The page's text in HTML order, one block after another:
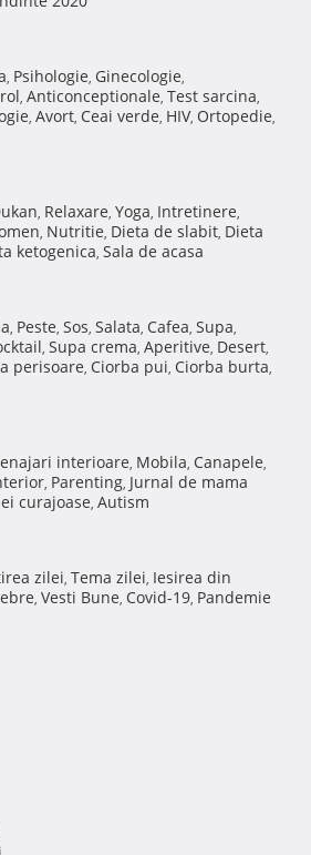
, Psihologie, Ginecologie,
, Anticonceptionale, Test sarcina,
, Avort, Ceai verde, HIV, Ortopedie,
, Relaxare, Yoga, Intretinere,
, Nutritie, Dieta de slabit, Dieta
ketogenica, Sala de acasa
, Peste, Sos, Salata, Cafea, Supa,
, Supa crema, Aperitive, Desert,
perisoare, Ciorba pui, Ciorba burta,
interioare, Mobila, Canapele,
, Parenting, Jurnal de mama
curajoase, Autism
zilei, Tema zilei, Iesirea din
, Vesti Bune, Covid-19, Pandemie